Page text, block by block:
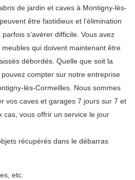
de jardin et caves à Montigny-lès-
être fastidieux et l’élimination
s’avérer difficile. Vous avez
qui doivent maintenant être
débordés. Quelle que soit la
compter sur notre entreprise
lès-Cormeilles. Nous sommes
vos caves et garages 7 jours sur 7 et
cas, vous offrir un service le jour
récupérés dans le débarras
etc.